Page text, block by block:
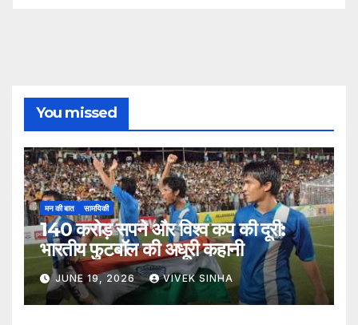
You missed
मन की बात सामयिकी
140 करोड़ सपने और विश्व कप की दूरी:
भारतीय फुटबॉल की अधूरी कहानी
JUNE 19, 2026 VIVEK SINHA